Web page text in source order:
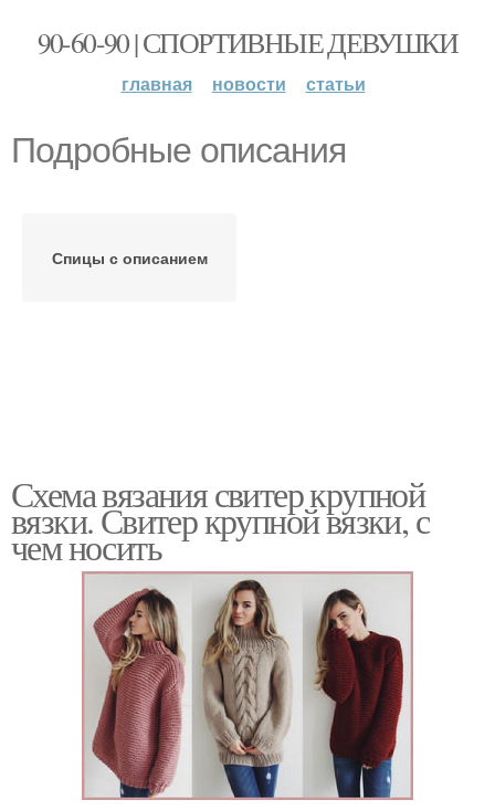
90-60-90 | СПОРТИВНЫЕ ДЕВУШКИ
главная новости статьи
Подробные описания
Спицы с описанием
Схема вязания свитер крупной
вязки. Свитер крупной вязки, с
чем носить